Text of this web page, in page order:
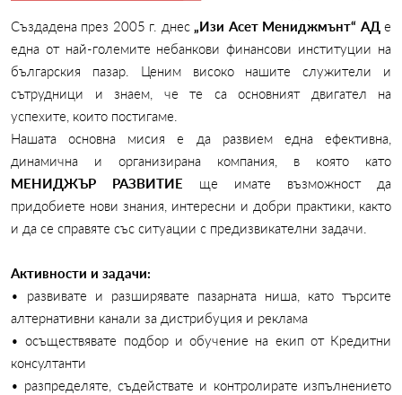
Създадена през 2005 г. днес„Изи Асет Мениджмънт“ АД е
една от най-големите небанкови финансови институции на
българския пазар. Ценим високо нашите служители и
сътрудници и знаем, че те са основният двигател на
успехите, които постигаме.
Нашата основна мисия е да развием една ефективна,
динамична и организирана компания, в която като
МЕНИДЖЪР РАЗВИТИЕ ще имате възможност да
придобиете нови знания, интересни и добри практики, както
и да се справяте със ситуации с предизвикателни задачи.
Активности и задачи:
• развивате и разширявате пазарната ниша, като търсите
алтернативни канали за дистрибуция и реклама
• осъществявате подбор и обучение на екип от Кредитни
консултанти
• разпределяте, съдействате и контролирате изпълнението